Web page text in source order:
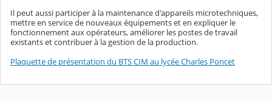
Il peut aussi participer à la maintenance d'appareils microtechniques,
mettre en service de nouveaux équipements et en expliquer le
fonctionnement aux opérateurs, améliorer les postes de travail
existants et contribuer à la gestion de la production.
Plaquette de présentation du BTS CIM au lycée Charles Poncet